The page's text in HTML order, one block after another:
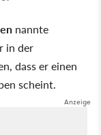
nannte
in der
dass er einen
scheint.